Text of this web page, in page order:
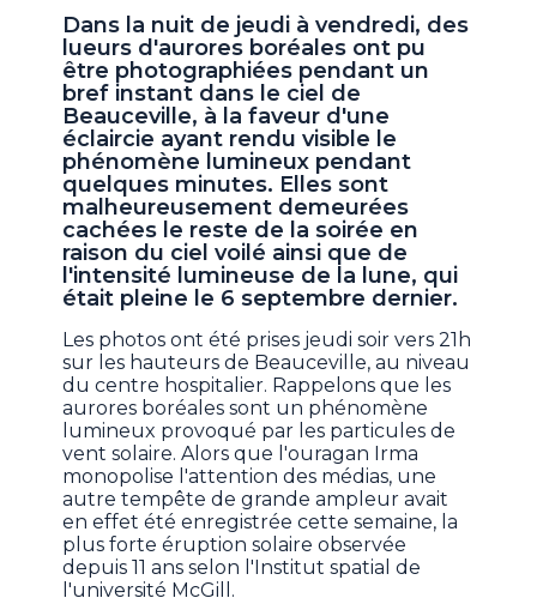
Dans la nuit de jeudi à vendredi, des
lueurs d'aurores boréales ont pu
être photographiées pendant un
bref instant dans le ciel de
Beauceville, à la faveur d'une
éclaircie ayant rendu visible le
phénomène lumineux pendant
quelques minutes. Elles sont
malheureusement demeurées
cachées le reste de la soirée en
raison du ciel voilé ainsi que de
l'intensité lumineuse de la lune, qui
était pleine le 6 septembre dernier.
Les photos ont été prises jeudi soir vers 21h
sur les hauteurs de Beauceville, au niveau
du centre hospitalier. Rappelons que les
aurores boréales sont un phénomène
lumineux provoqué par les particules de
vent solaire. Alors que l'ouragan Irma
monopolise l'attention des médias, une
autre tempête de grande ampleur avait
en effet été enregistrée cette semaine, la
plus forte éruption solaire observée
depuis 11 ans selon l'Institut spatial de
l'université McGill.